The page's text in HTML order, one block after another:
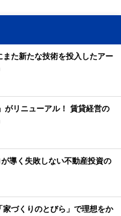
また新たな技術を投入したアー
がリニューアル！ 賃貸経営の
導く失敗しない不動産投資の
家づくりのとびら」で理想をか